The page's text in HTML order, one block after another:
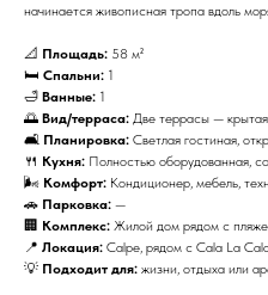
начинается живописная тропа вдоль
📐 Площадь: 58 м²
🛏 Спальни: 1
🛁 Ванные: 1
🌅 Вид/терраса: Две террасы —
🛋 Планировка: Светлая гостиная,
🍴 Кухня: Полностью оборудованная,
🌬 Комфорт: Кондиционер, мебель,
🚗 Парковка: —
🏢 Комплекс: Жилой дом рядом с
📍 Локация: Calpe, рядом с Cala La
💡 Подходит для: жизни, отдыха или